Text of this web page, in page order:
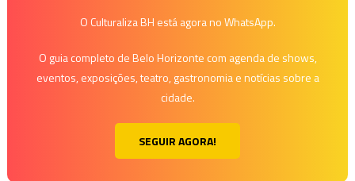
O Culturaliza BH está agora no WhatsApp.
O guia completo de Belo Horizonte com agenda de shows,
eventos, exposições, teatro, gastronomia e notícias sobre a
cidade.
SEGUIR AGORA!